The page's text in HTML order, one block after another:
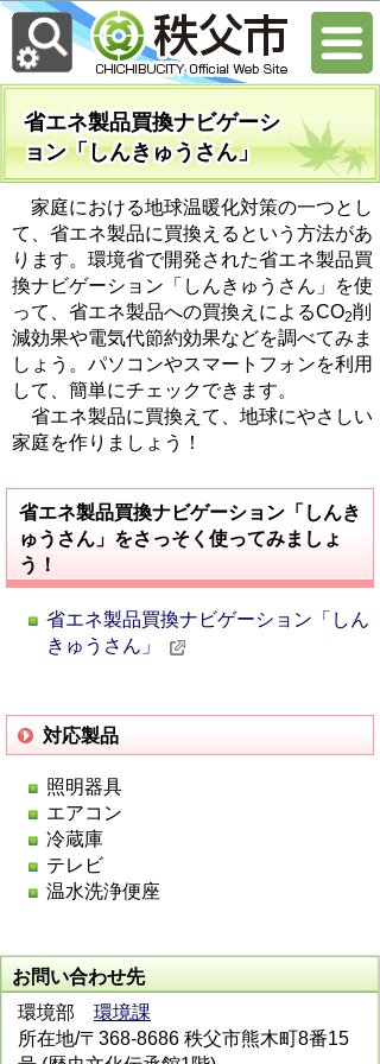
省エネ製品買換ナビゲーシ
ョン「しんきゅうさん」
家庭における地球温暖化対策の一つとし
て、省エネ製品に買換えるという方法があ
ります。環境省で開発された省エネ製品買
換ナビゲーション「しんきゅうさん」を使
って、省エネ製品への買換えによるCO2削
減効果や電気代節約効果などを調べてみま
しょう。パソコンやスマートフォンを利用
して、簡単にチェックできます。
省エネ製品に買換えて、地球にやさしい
家庭を作りましょう！
省エネ製品買換ナビゲーション「しんき
ゅうさん」をさっそく使ってみましょ
う！
省エネ製品買換ナビゲーション「しん
きゅうさん」
対応製品
照明器具
エアコン
冷蔵庫
テレビ
温水洗浄便座
お問い合わせ先
環境部 環境課
所在地/〒368-8686 秩父市熊木町8番15